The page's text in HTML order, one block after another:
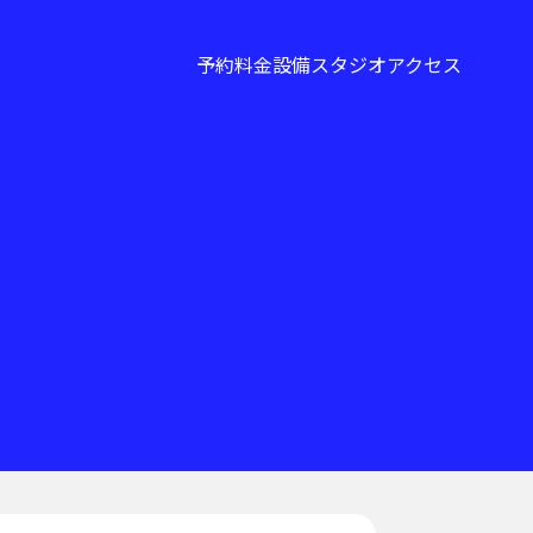
予約料金設備スタジオアクセス